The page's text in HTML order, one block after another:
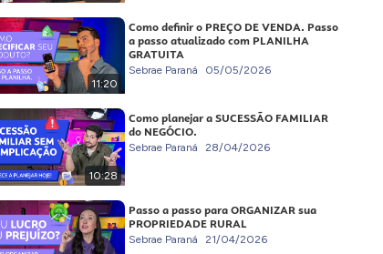
11:20
Como definir o PREÇO DE VENDA. Passo
a passo atualizado com PLANILHA
GRATUITA
Sebrae Paraná 05/05/2026
10:28
Como planejar a SUCESSÃO FAMILIAR
do NEGÓCIO.
Sebrae Paraná 28/04/2026
Passo a passo para ORGANIZAR sua
PROPRIEDADE RURAL
Sebrae Paraná 21/04/2026